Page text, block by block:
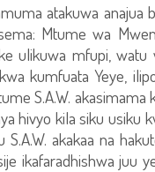
atakuwa anajua
Mtume wa
ulikuwa mfupi, watu
kumfuata Yeye,
S.A.W. akasimama
hivyo kila siku usiku
akakaa na
ikafaradhishwa juu